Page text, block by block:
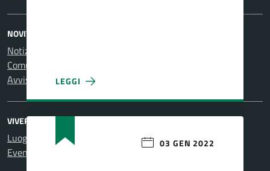
LEGGI
OBIETTIVI DI ACCESSIBILITA’ ANNO 2022
03 GEN 2022
NOVITÀ
Notizie
Comunicati
Avvisi
VIVERE IL COMUNE
Luoghi
Eventi